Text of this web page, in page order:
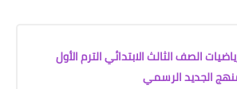
الصف الثالث الابتدائي الترم الأول